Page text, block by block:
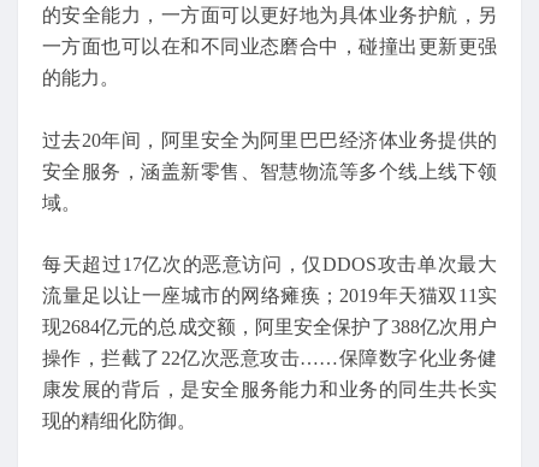
的安全能力，一方面可以更好地为具体业务护航，另
一方面也可以在和不同业态磨合中，碰撞出更新更强
的能力。
过去20年间，阿里安全为阿里巴巴经济体业务提供的
安全服务，涵盖新零售、智慧物流等多个线上线下领
域。
每天超过17亿次的恶意访问，仅DDOS攻击单次最大
流量足以让一座城市的网络瘫痪；2019年天猫双11实
现2684亿元的总成交额，阿里安全保护了388亿次用户
操作，拦截了22亿次恶意攻击……保障数字化业务健
康发展的背后，是安全服务能力和业务的同生共长实
现的精细化防御。